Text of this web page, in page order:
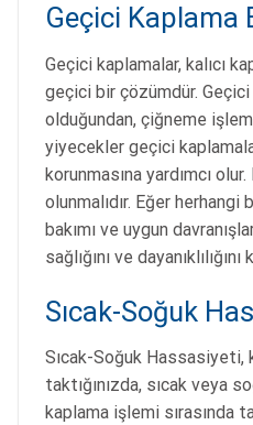
Geçici Kaplama
Geçici kaplamalar, kalıcı
geçici bir çözümdür.
olduğundan, çiğneme
yiyecekler geçici
korunmasına yardımcı
olunmalıdır. Eğer
bakımı ve uygun
sağlığını ve
Sıcak-Soğuk
Sıcak-Soğuk Hassasiyeti,
taktığınızda, sıcak veya
kaplama işlemi sırasında